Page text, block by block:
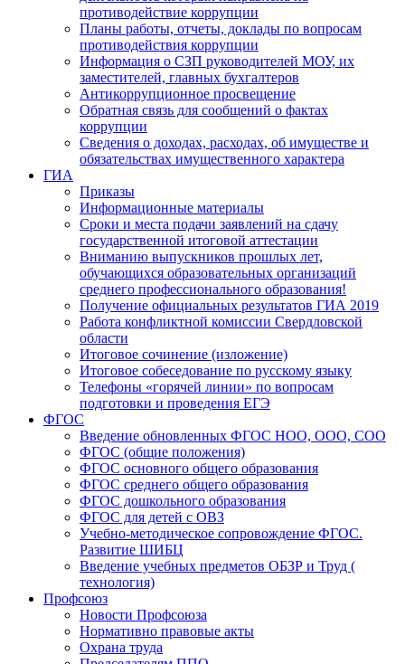
противодействие коррупции
Планы работы, отчеты, доклады по вопросам
противодействия коррупции
Информация о СЗП руководителей МОУ, их
заместителей, главных бухгалтеров
Антикоррупционное просвещение
Обратная связь для сообщений о фактах
коррупции
Сведения о доходах, расходах, об имуществе и
обязательствах имущественного характера
ГИА
Приказы
Информационные материалы
Сроки и места подачи заявлений на сдачу
государственной итоговой аттестации
Вниманию выпускников прошлых лет,
обучающихся образовательных организаций
среднего профессионального образования!
Получение официальных результатов ГИА 2019
Работа конфликтной комиссии Свердловской
области
Итоговое сочинение (изложение)
Итоговое собеседование по русскому языку
Телефоны «горячей линии» по вопросам
подготовки и проведения ЕГЭ
ФГОС
Введение обновленных ФГОС НОО, ООО, СОО
ФГОС (общие положения)
ФГОС основного общего образования
ФГОС среднего общего образования
ФГОС дошкольного образования
ФГОС для детей с ОВЗ
Учебно-методическое сопровождение ФГОС.
Развитие ШИБЦ
Введение учебных предметов ОБЗР и Труд (
технология)
Профсоюз
Новости Профсоюза
Нормативно правовые акты
Охрана труда